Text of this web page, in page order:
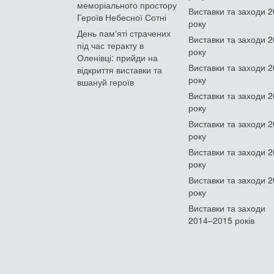
меморіального простору
Героїв Небесної Сотні
День памʼяті страчених
під час теракту в
Оленівці: прийди на
відкриття виставки та
вшануй героїв
Виставки та заходи
року
Виставки та заходи
року
Виставки та заходи
року
Виставки та заходи
року
Виставки та заходи
року
Виставки та заходи
року
Виставки та заходи
року
Виставки та заходи
2014–2015 років